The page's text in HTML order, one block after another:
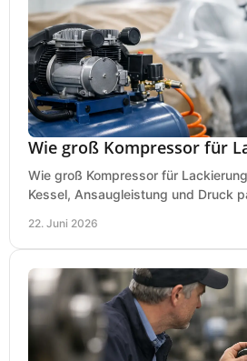
Wie groß Kompressor für
Wie groß Kompressor für
Kessel, Ansaugleistung und Druck
22. Juni 2026